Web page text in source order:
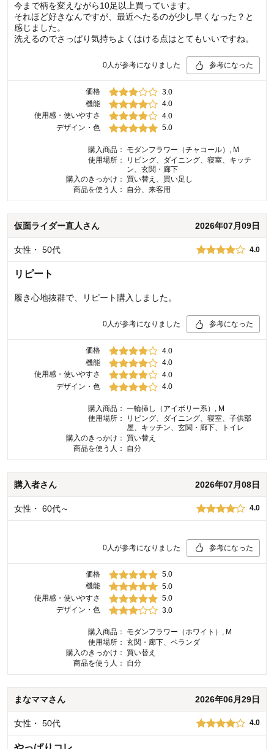
今まで柄を変えながら10足以上買っています。
それほど好きなんですが、最近へたるのが少し早くなった？と
感じました。
洗えるのでさっぱり気持ちよくはける点はとてもいいですね。
0人が参考になりました 参考になった
価格
3.0
機能
4.0
使用感・使いやすさ
4.0
デザイン・色
5.0
購入商品：
モダンフラワー（チャコール）, M
使用場所：
リビング、ダイニング、寝室、キッチ
ン、玄関・廊下
購入のきっかけ：
買い替え、買い足し
商品を使う人：
自分、来客用
仮面ライダー直人さん 2026年07月09日
女性 ・ 50代 4.0
リピート
履き心地抜群で、リピート購入しました。
0人が参考になりました 参考になった
価格
4.0
機能
4.0
使用感・使いやすさ
4.0
デザイン・色
4.0
購入商品： 一輪挿し（アイボリー系）, M
使用場所：
リビング、ダイニング、寝室、子供部
屋、キッチン、玄関・廊下、トイレ
購入のきっかけ：
買い替え
商品を使う人：
自分
購入者さん 2026年07月08日
女性 ・ 60代～ 4.0
0人が参考になりました 参考になった
価格
5.0
機能
5.0
使用感・使いやすさ
5.0
デザイン・色
3.0
購入商品：
モダンフラワー（ホワイト）, M
使用場所： 玄関・廊下、ベランダ
購入のきっかけ：
買い替え
商品を使う人：
自分
まなママさん 2026年06月29日
女性 ・ 50代 4.0